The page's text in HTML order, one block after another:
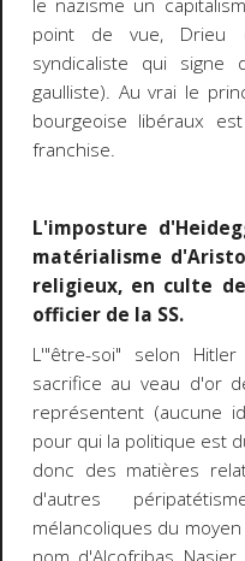
le nazisme un
point de vue, Drieu
syndicaliste qui signe
gaulliste). Au vrai le
bourgeoise libéraux
franchise.
L'imposture
matérialisme
religieux, en culte
officier de la SS.
L'"être-soi" selon
sacrifice au veau d'or
représentent (aucune
pour qui la politique est
donc des matières
d'autres
mélancoliques du